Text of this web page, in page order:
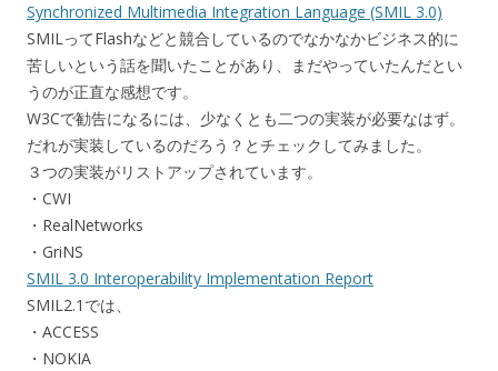
Synchronized Multimedia Integration Language (SMIL 3.0)
SMILってFlashなどと競合しているのでなかなかビジネス的に
苦しいという話を聞いたことがあり、まだやっていたんだとい
うのが正直な感想です。
W3Cで勧告になるには、少なくとも二つの実装が必要なはず。
だれが実装しているのだろう？とチェックしてみました。
３つの実装がリストアップされています。
・CWI
・RealNetworks
・GriNS
SMIL 3.0 Interoperability Implementation Report
SMIL2.1では、
・ACCESS
・NOKIA